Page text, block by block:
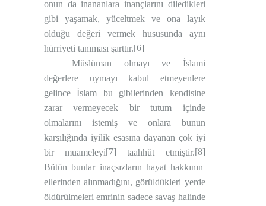
onun da inananlara inançlarını diledikleri
gibi yaşamak, yüceltmek ve ona layık
olduğu değeri vermek hususunda aynı
hürriyeti tanıması şarttır.[6]
Müslüman olmayı ve İslami
değerlere uymayı kabul etmeyenlere
gelince İslam bu gibilerinden kendisine
zarar vermeyecek bir tutum içinde
olmalarını istemiş ve onlara bunun
karşılığında iyilik esasına dayanan çok iyi
bir muameleyi[7] taahhüt etmiştir.[8]
Bütün bunlar inaçsızların hayat hakkının
ellerinden alınmadığını, görüldükleri yerde
öldürülmeleri emrinin sadece savaş halinde